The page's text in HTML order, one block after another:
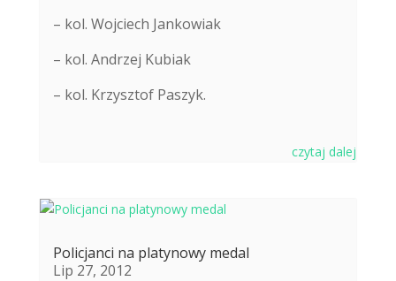
– kol. Wojciech Jankowiak
– kol. Andrzej Kubiak
– kol. Krzysztof Paszyk.
czytaj dalej
Policjanci na platynowy medal
Lip 27, 2012